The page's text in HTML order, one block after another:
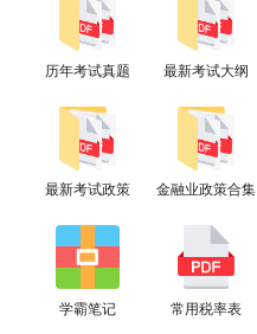
历年考试真题 最新考试大纲
最新考试政策 金融业政策合集
学霸笔记 常用税率表